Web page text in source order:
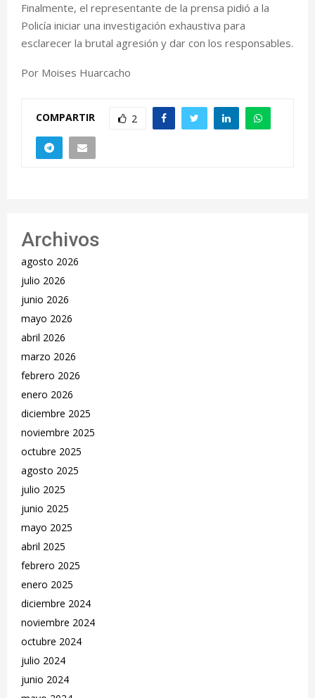
‎Finalmente, el representante de la prensa pidió a la
Policía iniciar una investigación exhaustiva para
esclarecer la brutal agresión y dar con los responsables.
Por Moises Huarcacho
COMPARTIR 2
Archivos
agosto 2026
julio 2026
junio 2026
mayo 2026
abril 2026
marzo 2026
febrero 2026
enero 2026
diciembre 2025
noviembre 2025
octubre 2025
agosto 2025
julio 2025
junio 2025
mayo 2025
abril 2025
febrero 2025
enero 2025
diciembre 2024
noviembre 2024
octubre 2024
julio 2024
junio 2024